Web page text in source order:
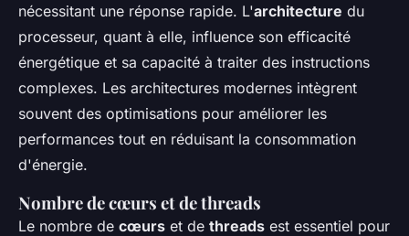
nécessitant une réponse rapide. L'architecture du
processeur, quant à elle, influence son efficacité
énergétique et sa capacité à traiter des instructions
complexes. Les architectures modernes intègrent
souvent des optimisations pour améliorer les
performances tout en réduisant la consommation
d'énergie.
Nombre de cœurs et de threads
Le nombre de cœurs et de threads est essentiel pour